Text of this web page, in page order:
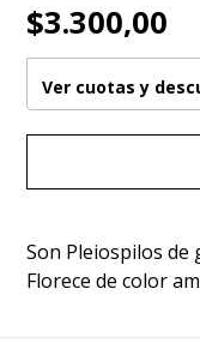
$3.300,00
Ver cuotas y
Son Pleiospilos de
Florece de color